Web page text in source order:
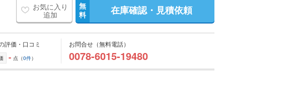
お気に入り
追加
無
料
在庫確認・見積依頼
評価・口コミ
- 点（0件）
お問合せ（無料電話）
0078-6015-19480